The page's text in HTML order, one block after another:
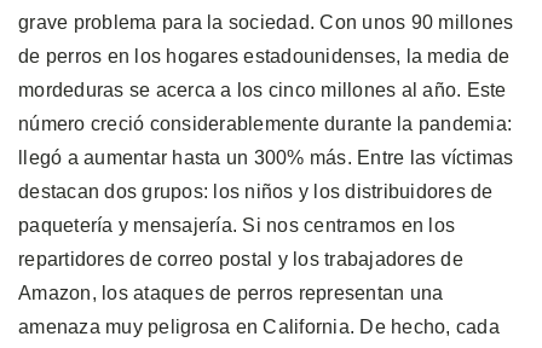
grave problema para la sociedad. Con unos 90 millones
de perros en los hogares estadounidenses, la media de
mordeduras se acerca a los cinco millones al año. Este
número creció considerablemente durante la pandemia:
llegó a aumentar hasta un 300% más. Entre las víctimas
destacan dos grupos: los niños y los distribuidores de
paquetería y mensajería. Si nos centramos en los
repartidores de correo postal y los trabajadores de
Amazon, los ataques de perros representan una
amenaza muy peligrosa en California. De hecho, cada